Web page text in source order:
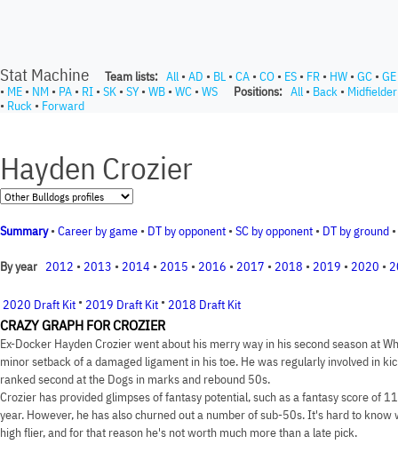
Stat Machine Team lists: All • AD • BL • CA • CO • ES • FR • HW • GC • GE
• ME • NM • PA • RI • SK • SY• WB • WC • WS Positions: All • Back • Midfielder
• Ruck • Forward